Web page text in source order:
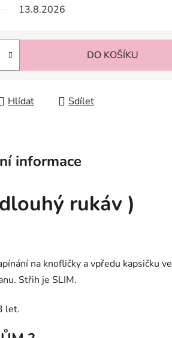
13.8.2026
DO KOŠÍKU
Hlídat Sdílet
informace
rukáv )
na knofličky a vpředu kapsičku ve
Střih je SLIM.
let.